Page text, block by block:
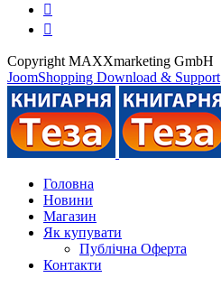
Copyright MAXXmarketing GmbH
JoomShopping Download & Support
Головна
Новини
Магазин
Як купувати
Публічна Оферта
Контакти